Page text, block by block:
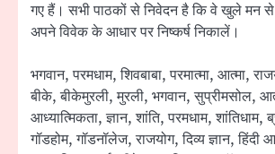
गए हैं। सभी पाठकों से निवेदन है कि वे खुले मन
अपने विवेक के आधार पर निष्कर्ष निकालें।
भगवान, परमधाम, शिवबाबा, परमात्मा, आत्मा,
बीके, बीकेमुरली, मुरली, भगवान, सुप्रीमसोल,
आध्यात्मिकता, ज्ञान, शांति, परमधाम, शांतिधाम,
गॉडहोम, गॉडनॉलेज, राजयोग, दिव्य ज्ञान, हिंदी